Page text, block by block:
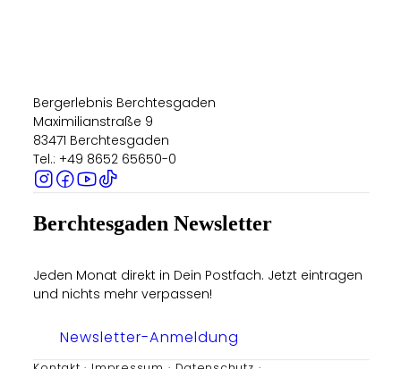
Bergerlebnis Berchtesgaden
Maximilianstraße 9
83471 Berchtesgaden
Tel.: +49 8652 65650-0
Berchtesgaden Newsletter
Jeden Monat direkt in Dein Postfach. Jetzt eintragen
und nichts mehr verpassen!
Newsletter-Anmeldung